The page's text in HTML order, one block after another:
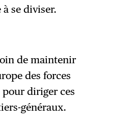
se diviser.
de maintenir
des forces
diriger ces
généraux.